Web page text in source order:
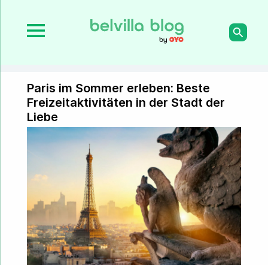
Paris im Sommer erleben: Beste
Freizeitaktivitäten in der Stadt der
Liebe